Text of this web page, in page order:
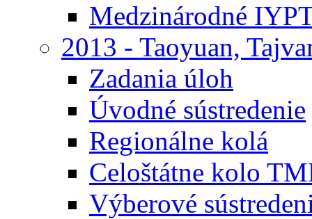
Medzinárodné
2013 - Taoyuan,
Zadania úloh
Úvodné sústredenie
Regionálne kolá
Celoštátne kolo
Výberové